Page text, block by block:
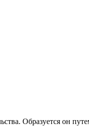
Образуется он